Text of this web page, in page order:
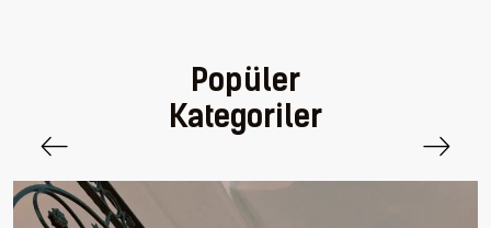
Popüler
Kategoriler